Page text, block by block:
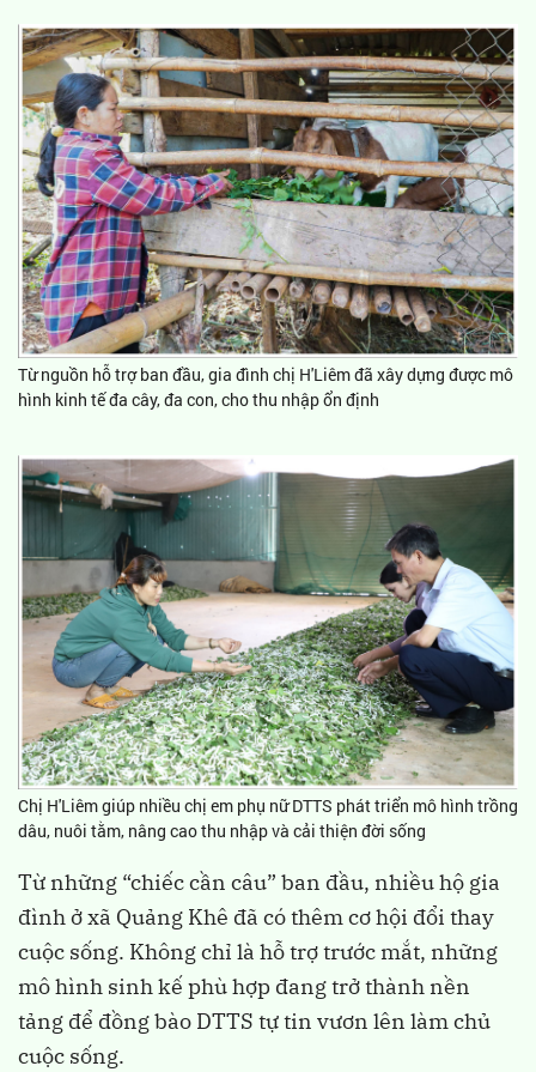
Từ nguồn hỗ trợ ban đầu, gia đình chị H'Liêm đã xây dựng được mô
hình kinh tế đa cây, đa con, cho thu nhập ổn định
Chị H'Liêm giúp nhiều chị em phụ nữ DTTS phát triển mô hình trồng
dâu, nuôi tằm, nâng cao thu nhập và cải thiện đời sống
Từ những “chiếc cần câu” ban đầu, nhiều hộ gia
đình ở xã Quảng Khê đã có thêm cơ hội đổi thay
cuộc sống. Không chỉ là hỗ trợ trước mắt, những
mô hình sinh kế phù hợp đang trở thành nền
tảng để đồng bào DTTS tự tin vươn lên làm chủ
cuộc sống.